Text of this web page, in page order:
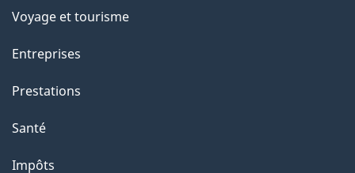
Voyage et tourisme
Entreprises
Prestations
Santé
Impôts